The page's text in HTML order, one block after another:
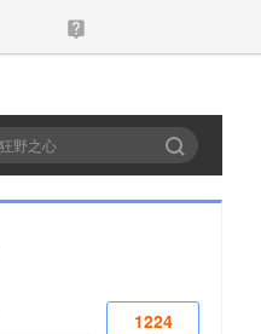
1224